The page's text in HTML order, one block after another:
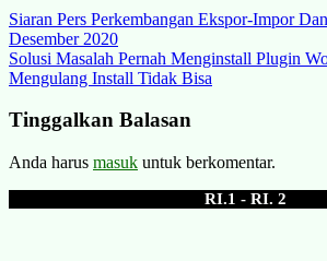
Navigasi
pos
Siaran Pers Perkembangan Ekspor-Impor
Desember 2020
Solusi Masalah Pernah Menginstall Plugin
Mengulang Install Tidak Bisa
Tinggalkan Balasan
Anda harus masuk untuk berkomentar.
RI.1 - RI. 2